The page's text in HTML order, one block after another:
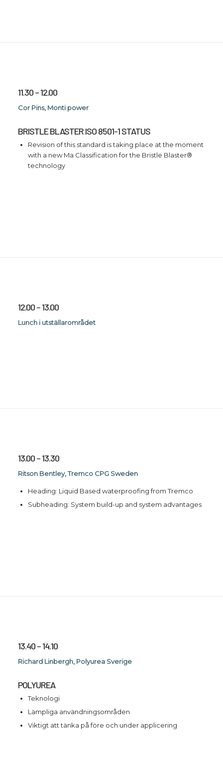
11.30 – 12.00
Cor Pins, Monti power
BRISTLE BLASTER ISO 8501-1 STATUS
Revision of this standard is taking place at the moment
with a new Ma Classification for the Bristle Blaster®
technology
12.00 – 13.00
Lunch i utställarområdet
13.00 – 13.30
Ritson Bentley, Tremco CPG Sweden
Heading: Liquid Based waterproofing from Tremco
Subheading: System build-up and system advantages
13.40 – 14.10
Richard Linbergh, Polyurea Sverige
POLYUREA
Teknologi
Lämpliga användningsområden
Viktigt att tänka på före och under applicering